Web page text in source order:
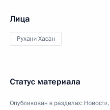
Лица
Рухани Хасан
Статус материала
Опубликован в разделах: Новости,